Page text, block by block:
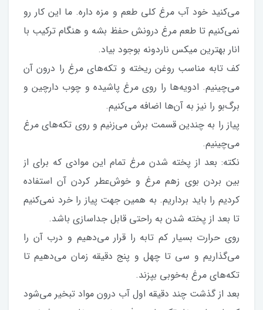
می‌کنید خود آب مرغ کلی طعم و مزه داره. ما این کار رو
نمی‌کنیم تا طعم مرغ درونش حفظ بشه و هنگام ترکیب با
انار بهترین میکس ناردونه بوجود بیاد.
کف تابه مناسب روغن ریخته و تکه‌های مرغ را درون آن
می‌چینیم. ادویه‌ها را روی مرغ پاشیده و چوب دارچین و
برگ‌بو را نیز به آن‌ها اضافه می‌کنیم.
پیاز را به چندین قسمت برش می‌زنیم و روی تکه‌های مرغ
می‌چینیم.
نکته: بعد از پخته شدن مرغ تمام این موادی که برای از
بین بردن بوی زهم مرغ و خوش‌عطر کردن آن استفاده
کردیم را باید برداریم. به همین جهت پیاز را خرد نمی‌کنیم
تا بعد از پخته شدن به راحتی قابل جداسازی باشد.
روی حرارت بسیار کم تابه را قرار می‌دهیم و درب آن را
می‌گذاریم و سی تا چهل و پنج دقیقه زمان می‌دهیم تا
تکه‌های مرغ به‌خوبی بپزند.
بعد از گذشت چند دقیقه اول آب درون مواد تبخیر می‌شود